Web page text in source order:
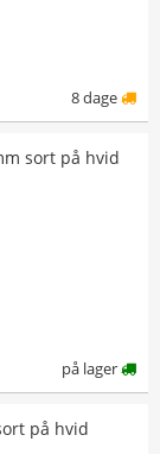
8 dage
sort på hvid
på lager
på hvid